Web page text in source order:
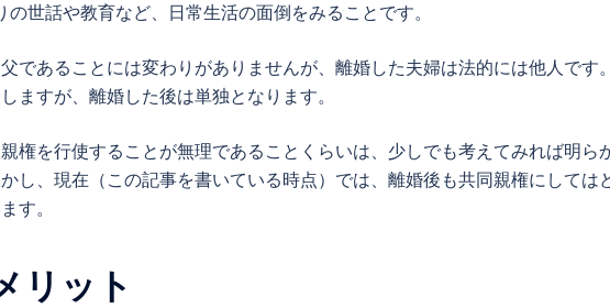
世話や教育など、日常生活の面倒をみることです。
であることには変わりがありませんが、離婚した夫婦は法的には他人です
ますが、離婚した後は単独となります。
権を行使することが無理であることくらいは、少しでも考えてみれば明ら
し、現在（この記事を書いている時点）では、離婚後も共同親権にしては
す。
リット